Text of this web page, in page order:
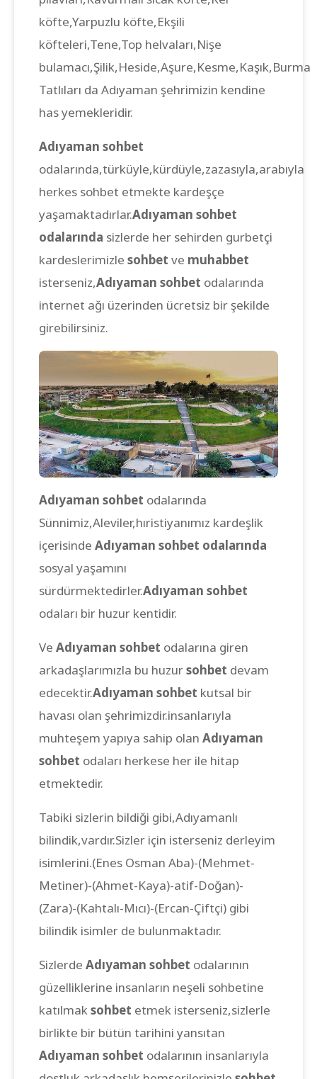
köfte,Yarpuzlu köfte,Ekşili
köfteleri,Tene,Top helvaları,Nişe
bulamacı,Şilik,Heside,Aşure,Kesme,Kaşık,Burma
Tatlıları da Adıyaman şehrimizin kendine
has yemekleridir.
Adıyaman sohbet
odalarında,türküyle,kürdüyle,zazasıyla,arabıyla
herkes sohbet etmekte kardeşçe
yaşamaktadırlar.Adıyaman sohbet
odalarında sizlerde her sehirden gurbetçi
kardeslerimizle sohbet ve muhabbet
isterseniz,Adıyaman sohbet odalarında
internet ağı üzerinden ücretsiz bir şekilde
girebilirsiniz.
Adıyaman sohbet odalarında
Sünnimiz,Aleviler,hıristiyanımız kardeşlik
içerisinde Adıyaman sohbet odalarında
sosyal yaşamını
sürdürmektedirler.Adıyaman sohbet
odaları bir huzur kentidir.
Ve Adıyaman sohbet odalarına giren
arkadaşlarımızla bu huzursohbet devam
edecektir.Adıyaman sohbet kutsal bir
havası olan şehrimizdir.insanlarıyla
muhteşem yapıya sahip olan Adıyaman
sohbet odaları herkese her ile hitap
etmektedir.
Tabiki sizlerin bildiği gibi,Adıyamanlı
bilindik,vardır.Sizler için isterseniz derleyim
isimlerini.(Enes Osman Aba)-(Mehmet-
Metiner)-(Ahmet-Kaya)-atif-Doğan)-
(Zara)-(Kahtalı-Mıcı)-(Ercan-Çiftçi) gibi
bilindik isimler de bulunmaktadır.
Sizlerde Adıyaman sohbet odalarının
güzelliklerine insanların neşeli sohbetine
katılmak sohbet etmek isterseniz,sizlerle
birlikte bir bütün tarihini yansıtan
Adıyaman sohbet odalarının insanlarıyla